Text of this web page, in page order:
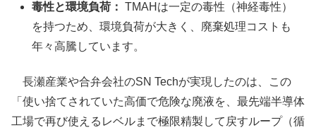
毒性と環境負荷： TMAHは一定の毒性（神経毒性）
を持つため、環境負荷が大きく、廃棄処理コストも
年々高騰しています。
長瀬産業や合弁会社のSN Techが実現したのは、この
「使い捨てされていた高価で危険な廃液を、最先端半導体
工場で再び使えるレベルまで極限精製して戻すループ（循